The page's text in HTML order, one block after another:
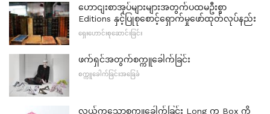
ဟောငျးစာအုပ်များများအတွက်ပထမဦးစွာ
Editions နှင့်ပြုစုစောင့်ရှောက်မှုဖော်ထုတ်လုပ်နည်း
ရှေးဟောင်းစုဆောင်းခြင်း
ဖက်ရှင်အတွက်စက္ကူခေါက်ခြင်း
စက္ကူခေါက်ခြင်းအခြေခံ
လွယ်ကူသောစက္ကူခေါက်ခြင်း Long က Box ကို